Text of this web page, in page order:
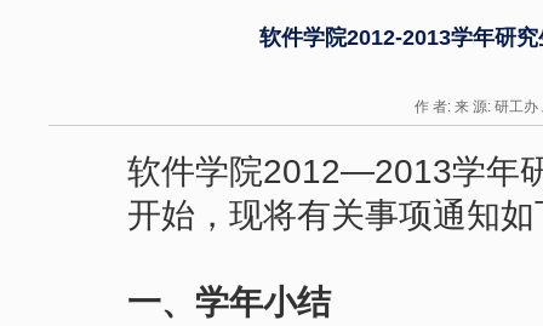
软件学院2012-2013学年研
作 者: 来 源: 研工
软件学院2012—2013学年
开始，现将有关事项通知如
一、学年小结